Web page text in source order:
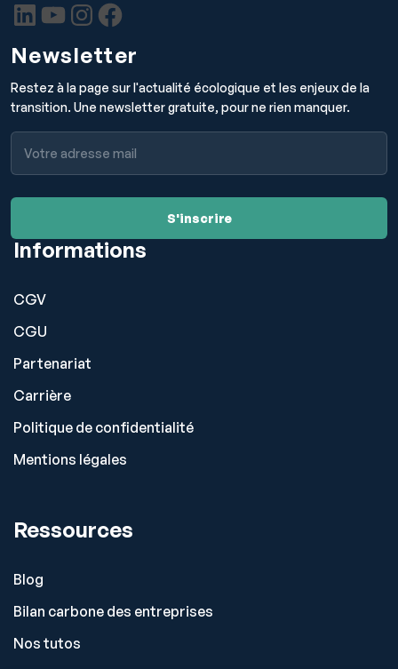
Newsletter
Restez à la page sur l'actualité écologique et les enjeux de la
transition. Une newsletter gratuite, pour ne rien manquer.
Informations
CGV
CGU
Partenariat
Carrière
Politique de confidentialité
Mentions légales
Ressources
Blog
Bilan carbone des entreprises
Nos tutos